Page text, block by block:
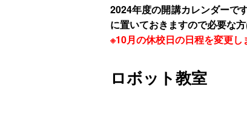
2024年度の開講カレンダーで
に置いておきますので必要な
※10月の休校日の日程を変更し
ロボット教室